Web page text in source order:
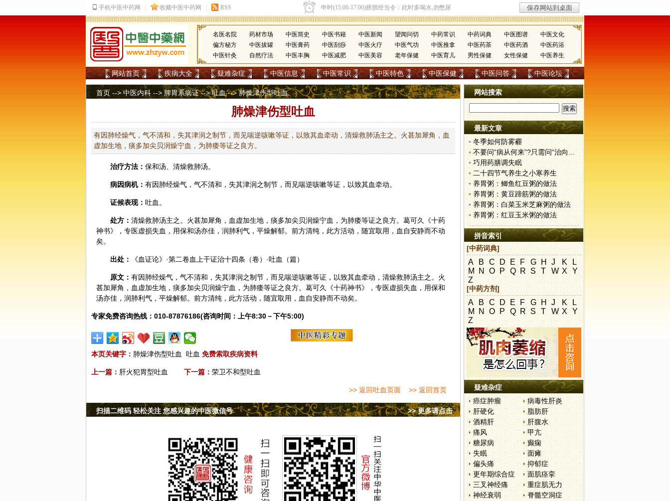
名医名院 药材市场 中医简史 中医书籍 中医新闻 望闻问切 中药常识 中药词典 中医图谱
中医文化
偏方秘方
中医拔罐 中医膏药 中医刮痧 中医火疗 中医气功 中医推拿 中医药茶 中医药酒
中医药浴
中医针灸
自然疗法 中医丰胸 中医减肥 中医美容 老年保健 中医育儿 男性保健 女性保健 中医养生
网站首页 疾病大全 疑难杂症 中医信息 中医常识 中医特色 中医保健 中医问答 中医论坛
首页 -->中医内科 -->脾胃系病证-->吐血--> 肺燥津伤型吐血
肺燥津伤型吐血
有因肺经燥气，气不清和，失其津润之制节，而见喘逆咳嗽等证，以致其血牵动，清燥救肺汤主之。火甚加犀角，血
虚加生地，痰多加尖贝润燥宁血，为肺痿等证之良方。
治疗方法： 保和汤、清燥救肺汤。
病因病机： 有因肺经燥气，气不清和，失其津润之制节，而见喘逆咳嗽等证，以致其血牵动。
证候表现： 吐血。
处方： 清燥救肺汤主之。火甚加犀角 ，血虚加生地，痰多加尖贝润燥宁血，为肺痿等证之良方。葛可久《十药
神书》，专医虚损失血，用保和汤亦佳，润肺利气，平燥解郁。前方清纯，此方活动，随宜取用，血自安静而不动
矣。
出处： 《血证论》·第二卷血上干证治十四条（卷）·吐血（篇）
原文： 有因肺经燥气，气不清和，失其津润之制节，而见喘逆咳嗽等证，以致其血牵动，清燥救肺汤主之。火
甚加犀角，血虚加生地，痰多加尖贝润燥宁血，为肺痿等证之良方。葛可久《十药神书》，专医虚损失血，用保和
汤亦佳，润肺利气，平燥解郁。前方清纯，此方活动，随宜取用，血自安静而不动矣。
专家免费咨询热线：010-87876186(咨询时间：上午8:30－下午5:00)
本页关键字： 肺燥津伤型吐血 吐血 免费索取疾病资料
上一篇： 肝火犯胃型吐血 下一篇： 荣卫不和型吐血
>> 返回吐血页面 >> 返回首页
>> 更多请点击
扫描二维码 轻松关注 您感兴趣的中医微信号
网站搜索
最新文章
冬季如何防雾霾
不要问“病从何来”?只需问“治向何去”?
巧用药膳调失眠
二十四节气养生之小寒养生
养胃粥：鲫鱼红豆粥的做法
养胃粥：黄豆蹄筋粥的做法
养胃粥：白菜玉米芝麻粥的做法
养胃粥：红豆玉米粥的做法
拼音索引
[中药词典]
A B C D E F G H J K
L
M N O P Q R S T W X
Y
Z
[中药方剂]
A B C D E F G H J K
L
M N O P Q R S T W X
Y
Z
疑难杂症
癌症肿瘤
病毒性肝炎
肝硬化
脂肪肝
酒精肝
肝腹水
痛风
甲亢
糖尿病
癫痫
失眠
面瘫
偏头痛
抑郁症
更年期综合症
面肌痉挛
三叉神经痛
重症肌无力
神经衰弱
脊髓空洞症